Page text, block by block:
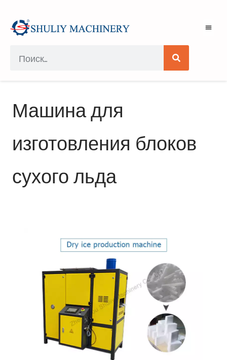
Машина для
изготовления блоков
сухого льда